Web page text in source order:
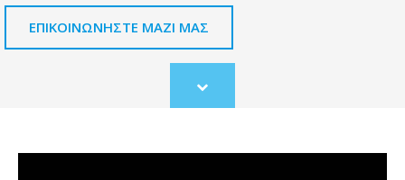
ΕΠΙΚΟΙΝΩΝΗΣΤΕ ΜΑΖΙ ΜΑΣ
Scroll
to